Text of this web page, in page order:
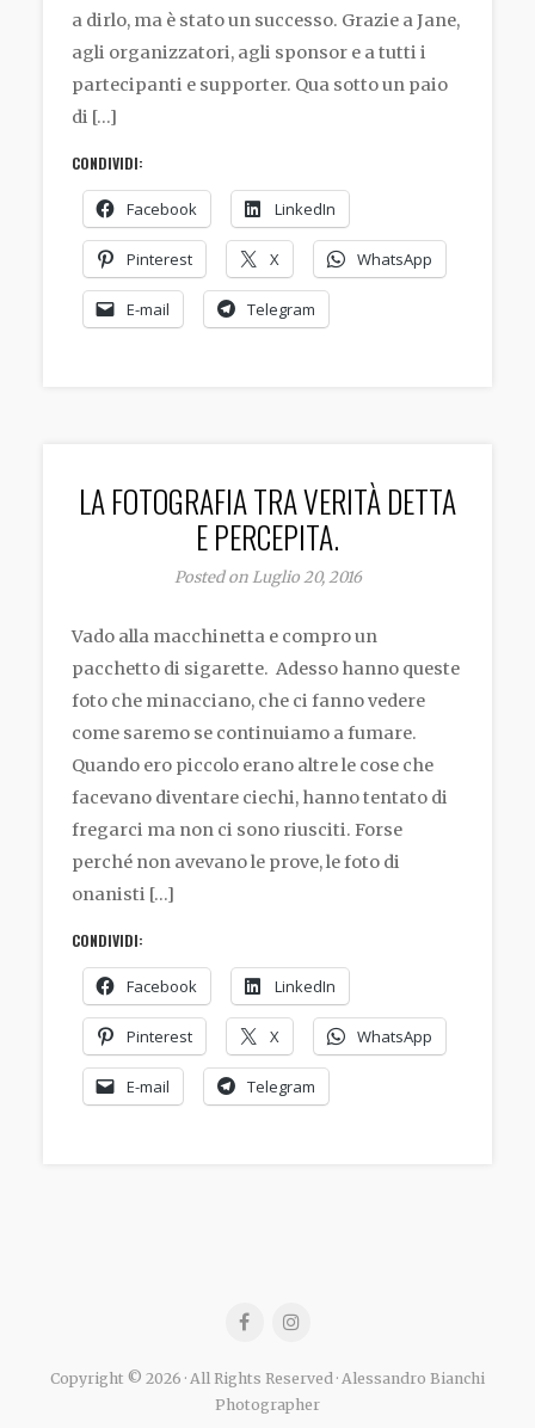
a dirlo, ma è stato un successo. Grazie a Jane,
agli organizzatori, agli sponsor e a tutti i
partecipanti e supporter. Qua sotto un paio
di […]
CONDIVIDI:
Facebook LinkedIn
Pinterest X WhatsApp
E-mail Telegram
LA FOTOGRAFIA TRA VERITÀ DETTA
E PERCEPITA.
Posted on Luglio 20, 2016
Vado alla macchinetta e compro un
pacchetto di sigarette. Adesso hanno queste
foto che minacciano, che ci fanno vedere
come saremo se continuiamo a fumare.
Quando ero piccolo erano altre le cose che
facevano diventare ciechi, hanno tentato di
fregarci ma non ci sono riusciti. Forse
perché non avevano le prove, le foto di
onanisti […]
CONDIVIDI:
Facebook LinkedIn
Pinterest X WhatsApp
E-mail Telegram
Copyright © 2026 · All Rights Reserved · Alessandro Bianchi
Photographer